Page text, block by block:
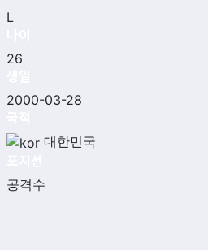
L
26
2000-03-28
대한민국
공격수